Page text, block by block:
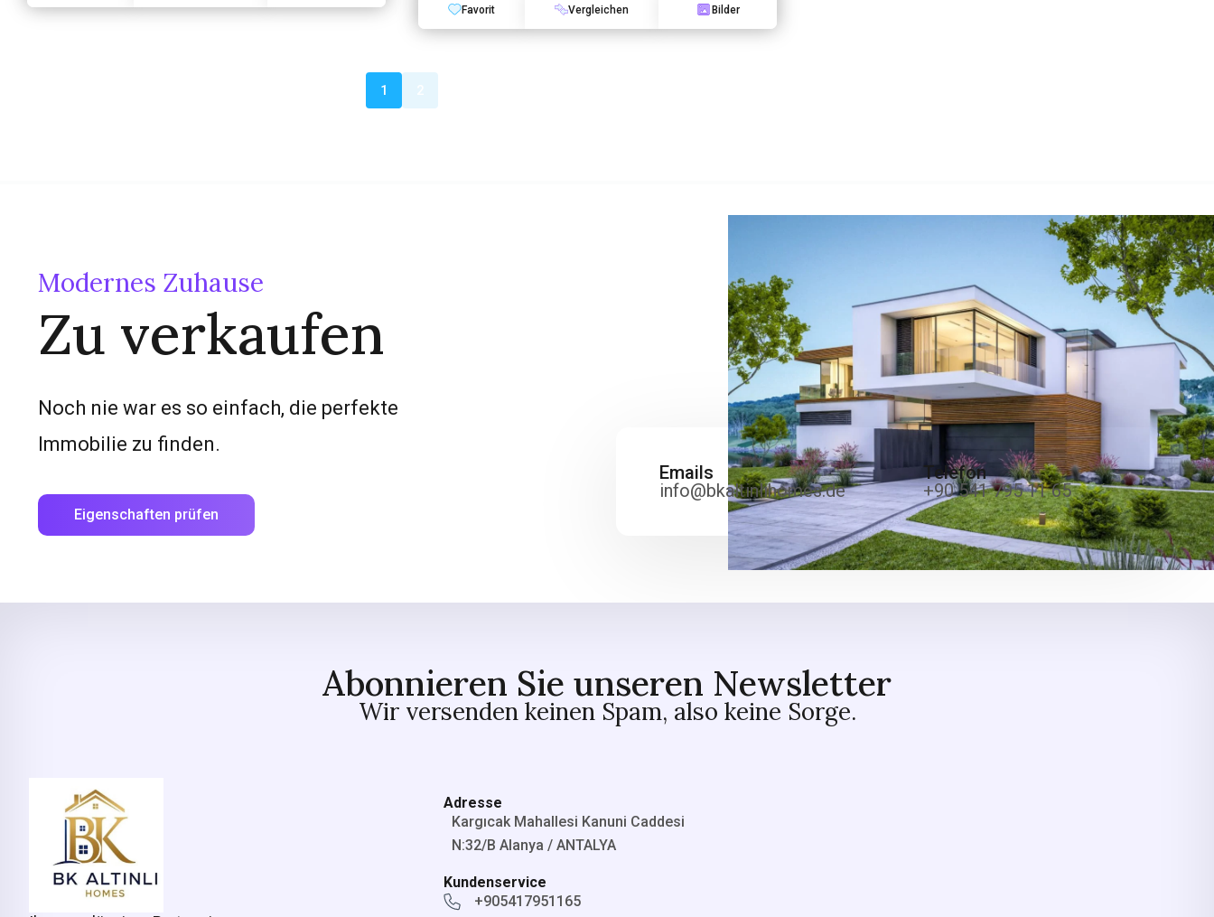
Favorit Vergleichen Bilder
1 2
Modernes Zuhause
Zu verkaufen
Noch nie war es so einfach, die perfekte
Immobilie zu finden.
Eigenschaften prüfen
Emails
info@bkaltinlihomes.de
Telefon
+90 541 795 11 65
Abonnieren Sie unseren Newsletter
Wir versenden keinen Spam, also keine Sorge.
Adresse
Kargıcak Mahallesi Kanuni Caddesi
N:32/B Alanya / ANTALYA
Kundenservice
+905417951165